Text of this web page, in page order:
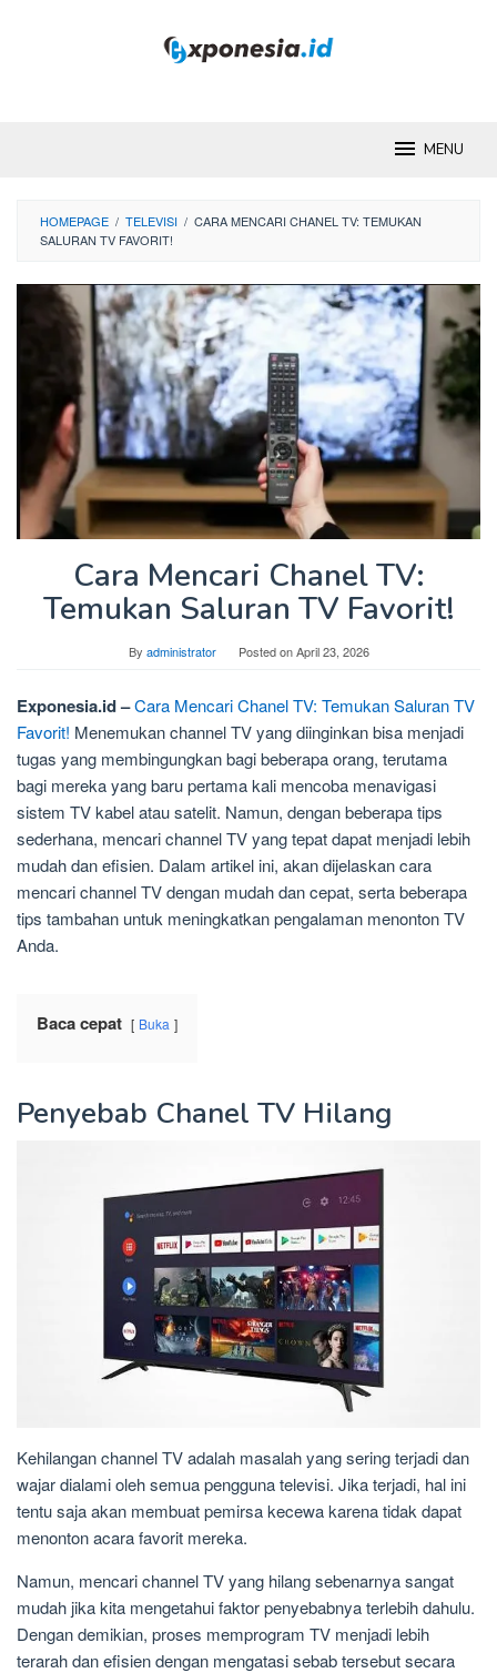
MENU
HOMEPAGE / TELEVISI / CARA MENCARI CHANEL TV: TEMUKAN
SALURAN TV FAVORIT!
Cara Mencari Chanel TV:
Temukan Saluran TV Favorit!
By administrator Posted onApril 23, 2026
Exponesia.id –Cara Mencari Chanel TV: Temukan Saluran TV
Favorit! Menemukan channel TV yang diinginkan bisa menjadi
tugas yang membingungkan bagi beberapa orang, terutama
bagi mereka yang baru pertama kali mencoba menavigasi
sistem TV kabel atau satelit. Namun, dengan beberapa tips
sederhana, mencari channel TV yang tepat dapat menjadi lebih
mudah dan efisien. Dalam artikel ini, akan dijelaskan cara
mencari channel TV dengan mudah dan cepat, serta beberapa
tips tambahan untuk meningkatkan pengalaman menonton TV
Anda.
Baca cepat Buka
Penyebab Chanel TV Hilang
Kehilangan channel TV adalah masalah yang sering terjadi dan
wajar dialami oleh semua pengguna televisi. Jika terjadi, hal ini
tentu saja akan membuat pemirsa kecewa karena tidak dapat
menonton acara favorit mereka.
Namun, mencari channel TV yang hilang sebenarnya sangat
mudah jika kita mengetahui faktor penyebabnya terlebih dahulu.
Dengan demikian, proses memprogram TV menjadi lebih
terarah dan efisien dengan mengatasi sebab tersebut secara